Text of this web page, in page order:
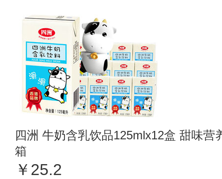
四洲 牛奶含乳饮品125mlx12盒 甜味营
箱
￥25.2